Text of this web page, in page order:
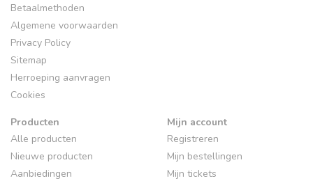
Betaalmethoden
Algemene voorwaarden
Privacy Policy
Sitemap
Herroeping aanvragen
Cookies
Producten
Alle producten
Nieuwe producten
Aanbiedingen
Mijn account
Registreren
Mijn bestellingen
Mijn tickets